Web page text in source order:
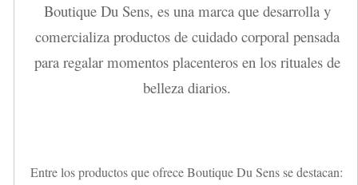
Boutique Du Sens, es una marca que desarrolla y
comercializa productos de cuidado corporal pensada
para regalar momentos placenteros en los rituales de
belleza diarios.
Entre los productos que ofrece Boutique Du Sens se destacan: